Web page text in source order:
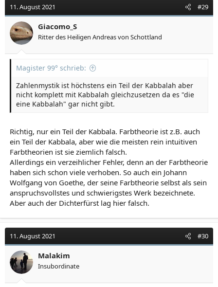
t
i
o
n
e
11. August 2021 #29
Giacomo_S
Ritter des Heiligen Andreas von Schottland
Magister 99° schrieb:
Zahlenmystik ist höchstens ein Teil der Kabbalah aber
nicht komplett mit Kabbalah gleichzusetzen da es "die
eine Kabbalah" gar nicht gibt.
Richtig, nur ein Teil der Kabbala. Farbtheorie ist z.B. auch
ein Teil der Kabbala, aber wie die meisten rein intuitiven
Farbtheorien ist sie ziemlich falsch.
Allerdings ein verzeihlicher Fehler, denn an der Farbtheorie
haben sich schon viele verhoben. So auch ein Johann
Wolfgang von Goethe, der seine Farbtheorie selbst als sein
anspruchsvollstes und schwierigstes Werk bezeichnete.
Aber auch der Dichterfürst lag hier falsch.
11. August 2021 #30
Malakim
Insubordinate